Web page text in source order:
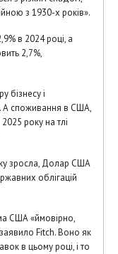
з 1930-х років».
в 2024 році, а
2,7%,
бізнесу і
А споживання в США,
року на тлі
зросла, Долар США
облігацій
США «ймовірно,
Fitch. Воно як
в цьому році, і то